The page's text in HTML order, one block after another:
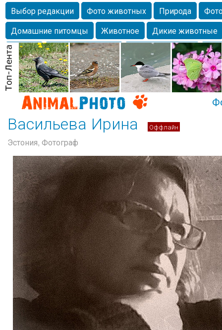
Выбор редакции Фото животных Природа
Домашние питомцы
Животное
Дикие животные
Собаки
Alexanderandronik Млекопитающие
Морда
Собачка Осень Портрет
Домашние
Насекомое
Коты Lebert Дикие птицы Утка
Васильева Ирина Оффлайн
Эстония, Фотограф